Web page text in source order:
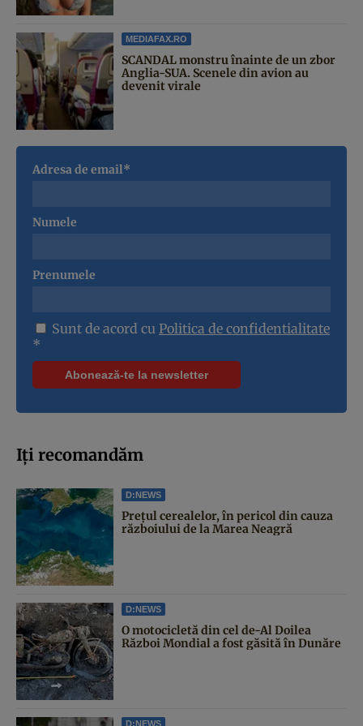
MEDIAFAX.RO
SCANDAL monstru înainte de un zbor
Anglia-SUA. Scenele din avion au
devenit virale
Adresa de email*
Numele
Prenumele
Sunt de acord cu Politica de confidentialitate
*
Iți recomandăm
D:NEWS
Prețul cerealelor, în pericol din cauza
războiului de la Marea Neagră
D:NEWS
O motocicletă din cel de-Al Doilea
Război Mondial a fost găsită în Dunăre
D:NEWS